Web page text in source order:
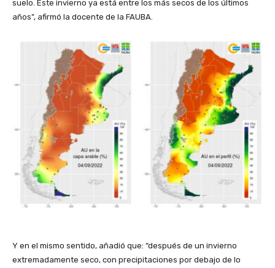
suelo. Este invierno ya está entre los más secos de los últimos
años”, afirmó la docente de la FAUBA.
Y en el mismo sentido, añadió que: “después de un invierno
extremadamente seco, con precipitaciones por debajo de lo